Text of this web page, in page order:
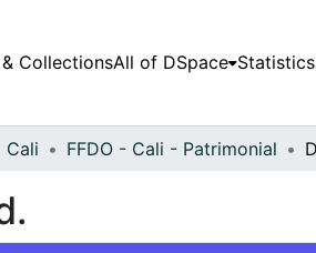
CollectionsAll of DSpace Statistics
Cali FFDO - Cali - Patrimonial